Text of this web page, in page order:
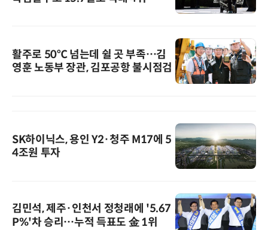
활주로 50℃ 넘는데 쉴 곳 부족…김
영훈 노동부 장관, 김포공항 불시점검
SK하이닉스, 용인 Y2·청주 M17에 5
4조원 투자
김민석, 제주·인천서 정청래에 '5.67
P%'차 승리…누적 득표도 金 1위